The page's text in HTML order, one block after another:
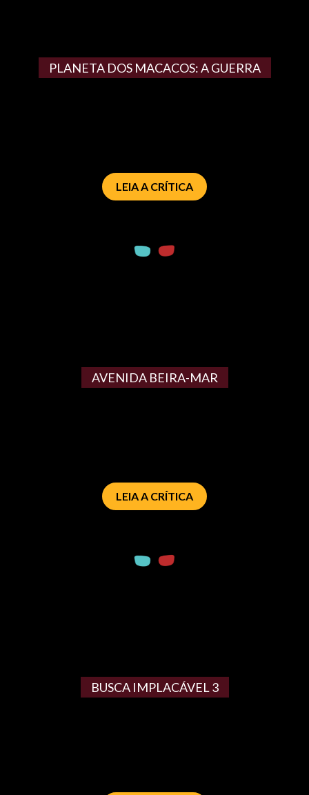
PLANETA DOS MACACOS: A GUERRA
LEIA A CRÍTICA
AVENIDA BEIRA-MAR
LEIA A CRÍTICA
BUSCA IMPLACÁVEL 3